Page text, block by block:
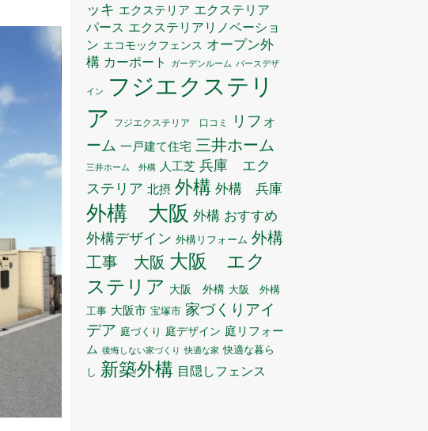
ッキ エクステリア エクステリア
パース エクステリアリノベーショ
ン エコモックフェンス オープン外
構 カーポート ガーデンルーム パースデザ
イン
フジエクステリ
ア フジエクステリア 口コミ
リフォ
ーム 一戸建て住宅 三井ホーム
三井ホーム 外構 人工芝 兵庫 エク
ステリア 北摂 外構 外構 兵庫
外構 大阪 外構 おすすめ
外構デザイン 外構リフォーム 外構
工事 大阪 大阪 エク
ステリア 大阪 外構 大阪 外構
工事 大阪市 宝塚市 家づくりアイ
デア 庭づくり 庭デザイン 庭リフォー
ム 後悔しない家づくり 快適な家 快適な暮ら
し 新築外構 目隠しフェンス